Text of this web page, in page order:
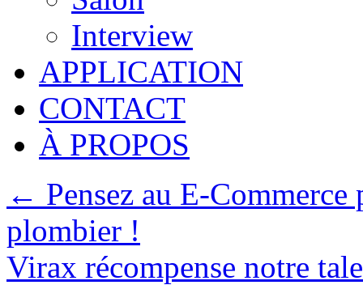
Interview
APPLICATION
CONTACT
À PROPOS
← Pensez au E-
plombier !
Virax récompense notre